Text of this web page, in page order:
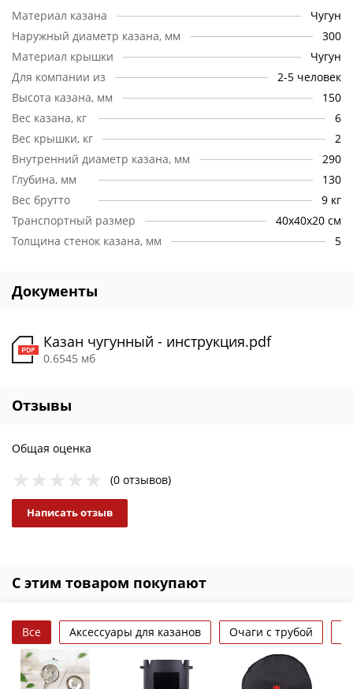
самостоятельно или с помощью другого человека. Их
кольцеобразная форма позволяет присоединить дугу-
держатель.
Крышка.Чугунная крышка плотно накрывает емкость,
обеспечивая максимальное сохранение тепла.
Стенки.Толщина материала – 5 мм. Эта категория
относится к высокопрочным сплавам. Пористая и толстая
поверхность обеспечивает равномерное прогревание и
томление, продукты не пригорают и сохраняют все свои
лучшие свойства.
Материал казана
Чугун
Наружный диаметр казана, мм
300
Материал крышки
Чугун
Для компании из
2-5 человек
Высота казана, мм
150
Вес казана, кг
6
Вес крышки, кг
2
Внутренний диаметр казана, мм
290
Глубина, мм
130
Вес брутто
9 кг
Транспортный размер
40х40х20 см
Толщина стенок казана, мм
5
Документы
Казан чугунный - инструкция.pdf
0.6545 мб
Отзывы
Общая оценка
(0 отзывов)
Написать отзыв
С этим товаром покупают
Все Аксессуары для казанов Очаги с трубой